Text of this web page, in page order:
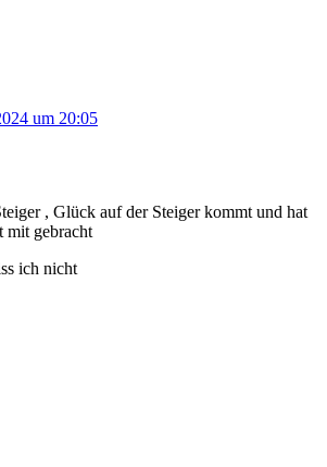
um 20:05
, Glück auf der Steiger kommt und hat
mit gebracht
ich nicht